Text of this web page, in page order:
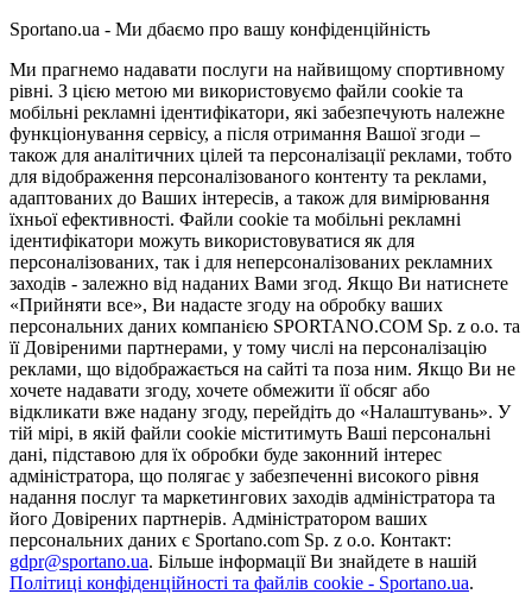
Sportano.ua - Ми дбаємо про вашу конфіденційність
Ми прагнемо надавати послуги на найвищому спортивному
рівні. З цією метою ми використовуємо файли cookie та
мобільні рекламні ідентифікатори, які забезпечують належне
функціонування сервісу, а після отримання Вашої згоди –
також для аналітичних цілей та персоналізації реклами, тобто
для відображення персоналізованого контенту та реклами,
адаптованих до Ваших інтересів, а також для вимірювання
їхньої ефективності. Файли cookie та мобільні рекламні
ідентифікатори можуть використовуватися як для
персоналізованих, так і для неперсоналізованих рекламних
заходів - залежно від наданих Вами згод. Якщо Ви натиснете
«Прийняти все», Ви надасте згоду на обробку ваших
персональних даних компанією SPORTANO.COM Sp. z o.o. та
її Довіреними партнерами, у тому числі на персоналізацію
реклами, що відображається на сайті та поза ним. Якщо Ви не
хочете надавати згоду, хочете обмежити її обсяг або
відкликати вже надану згоду, перейдіть до «Налаштувань». У
тій мірі, в якій файли cookie міститимуть Ваші персональні
дані, підставою для їх обробки буде законний інтерес
адміністратора, що полягає у забезпеченні високого рівня
надання послуг та маркетингових заходів адміністратора та
його Довірених партнерів. Адміністратором ваших
персональних даних є Sportano.com Sp. z o.o. Контакт:
gdpr@sportano.ua. Більше інформації Ви знайдете в нашій
Політиці конфіденційності та файлів cookie - Sportano.ua.